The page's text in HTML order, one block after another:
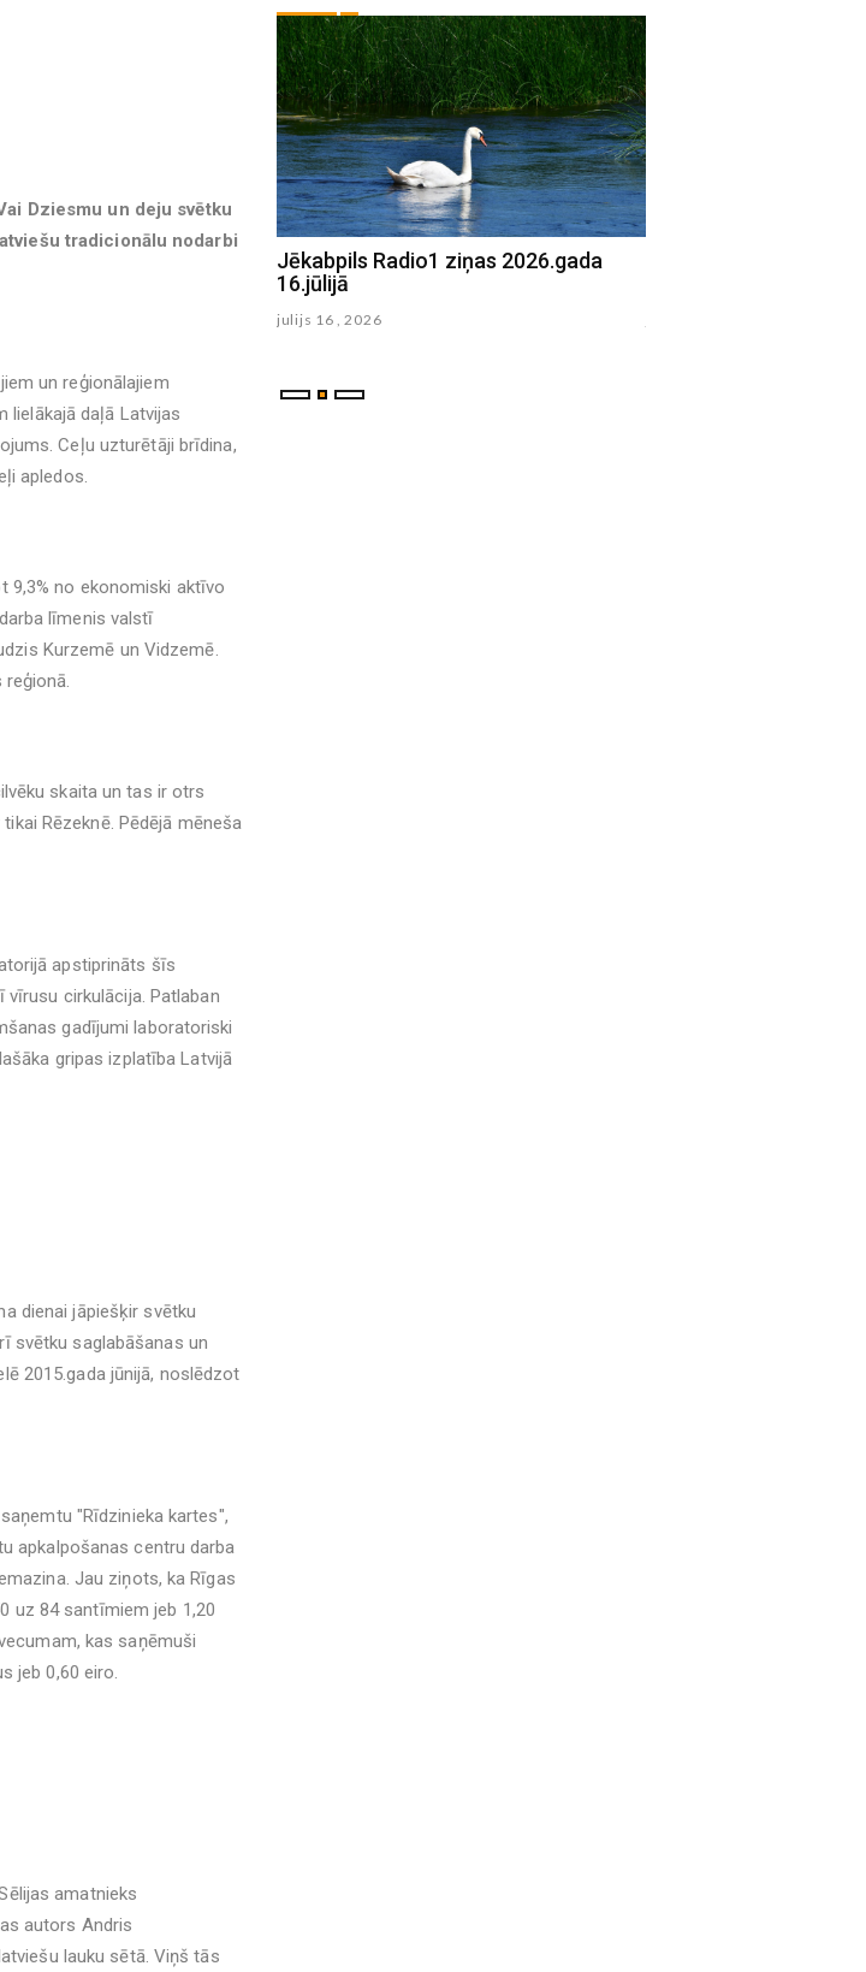
Dziesmu un deju svētku
tradicionālu nodarbi
un reģionālajiem
lielākajā daļā Latvijas
Ceļu uzturētāji brīdina,
apledos.
9,3% no ekonomiski aktīvo
līmenis valstī
Kurzemē un Vidzemē.
skaita un tas ir otrs
Rēzeknē. Pēdējā mēneša
apstiprināts šīs
cirkulācija. Patlaban
gadījumi laboratoriski
gripas izplatība Latvijā
dienai jāpiešķir svētku
svētku saglabāšanas un
2015.gada jūnijā, noslēdzot
"Rīdzinieka kartes",
apkalpošanas centru darba
Jau ziņots, ka Rīgas
uz 84 santīmiem jeb 1,20
kas saņēmuši
jeb 0,60 eiro.
amatnieks
autors Andris
lauku sētā. Viņš tās
Jēkabpils Radio1 ziņas 2026.gada
16.jūlijā
julijs 16 , 2026